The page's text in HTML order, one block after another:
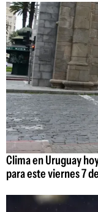
Clima en Uruguay
para este viernes 7